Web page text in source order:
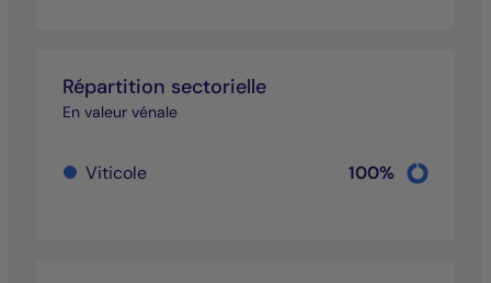
Répartition sectorielle
En valeur vénale
Viticole 100% Chart
Pie chart